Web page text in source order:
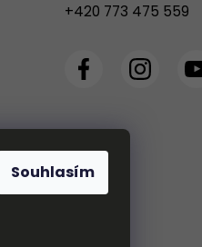
Souhlasím
+420 773 475 559